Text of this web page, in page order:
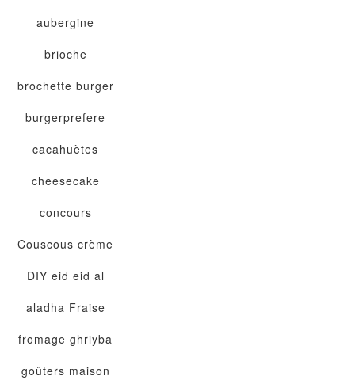
aubergine
brioche
brochette burger
burgerprefere
cacahuètes
cheesecake
concours
Couscous crème
DIY eid eid al
aladha Fraise
fromage ghriyba
goûters maison